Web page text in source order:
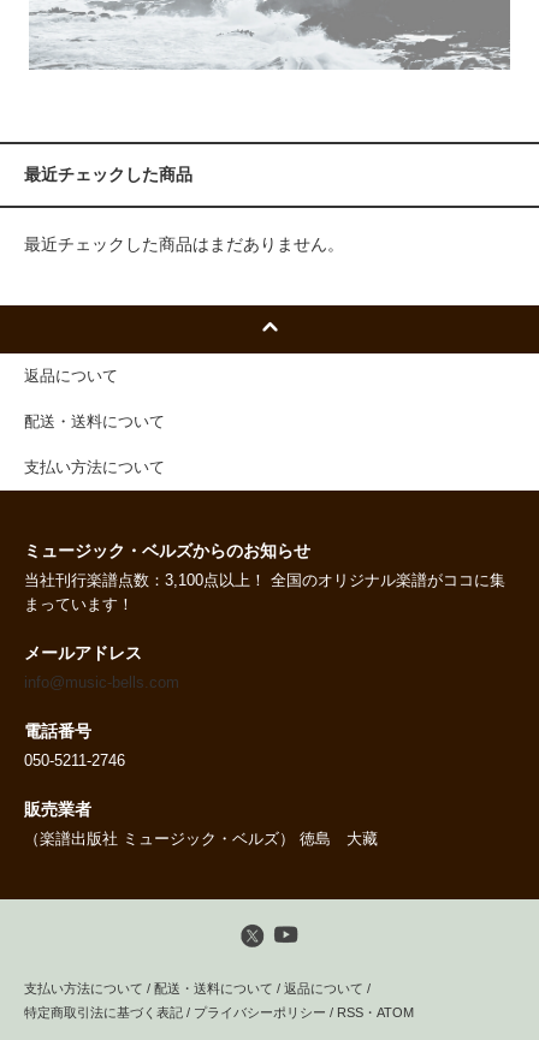
最近チェックした商品
最近チェックした商品はまだありません。
返品について
配送・送料について
支払い方法について
ミュージック・ベルズからのお知らせ
当社刊行楽譜点数：3,100点以上！ 全国のオリジナル楽譜がココに集
まっています！
メールアドレス
info@music-bells.com
電話番号
050-5211-2746
販売業者
（楽譜出版社 ミュージック・ベルズ） 徳島 大藏
支払い方法について / 配送・送料について / 返品について /
特定商取引法に基づく表記 / プライバシーポリシー / RSS ・ ATOM